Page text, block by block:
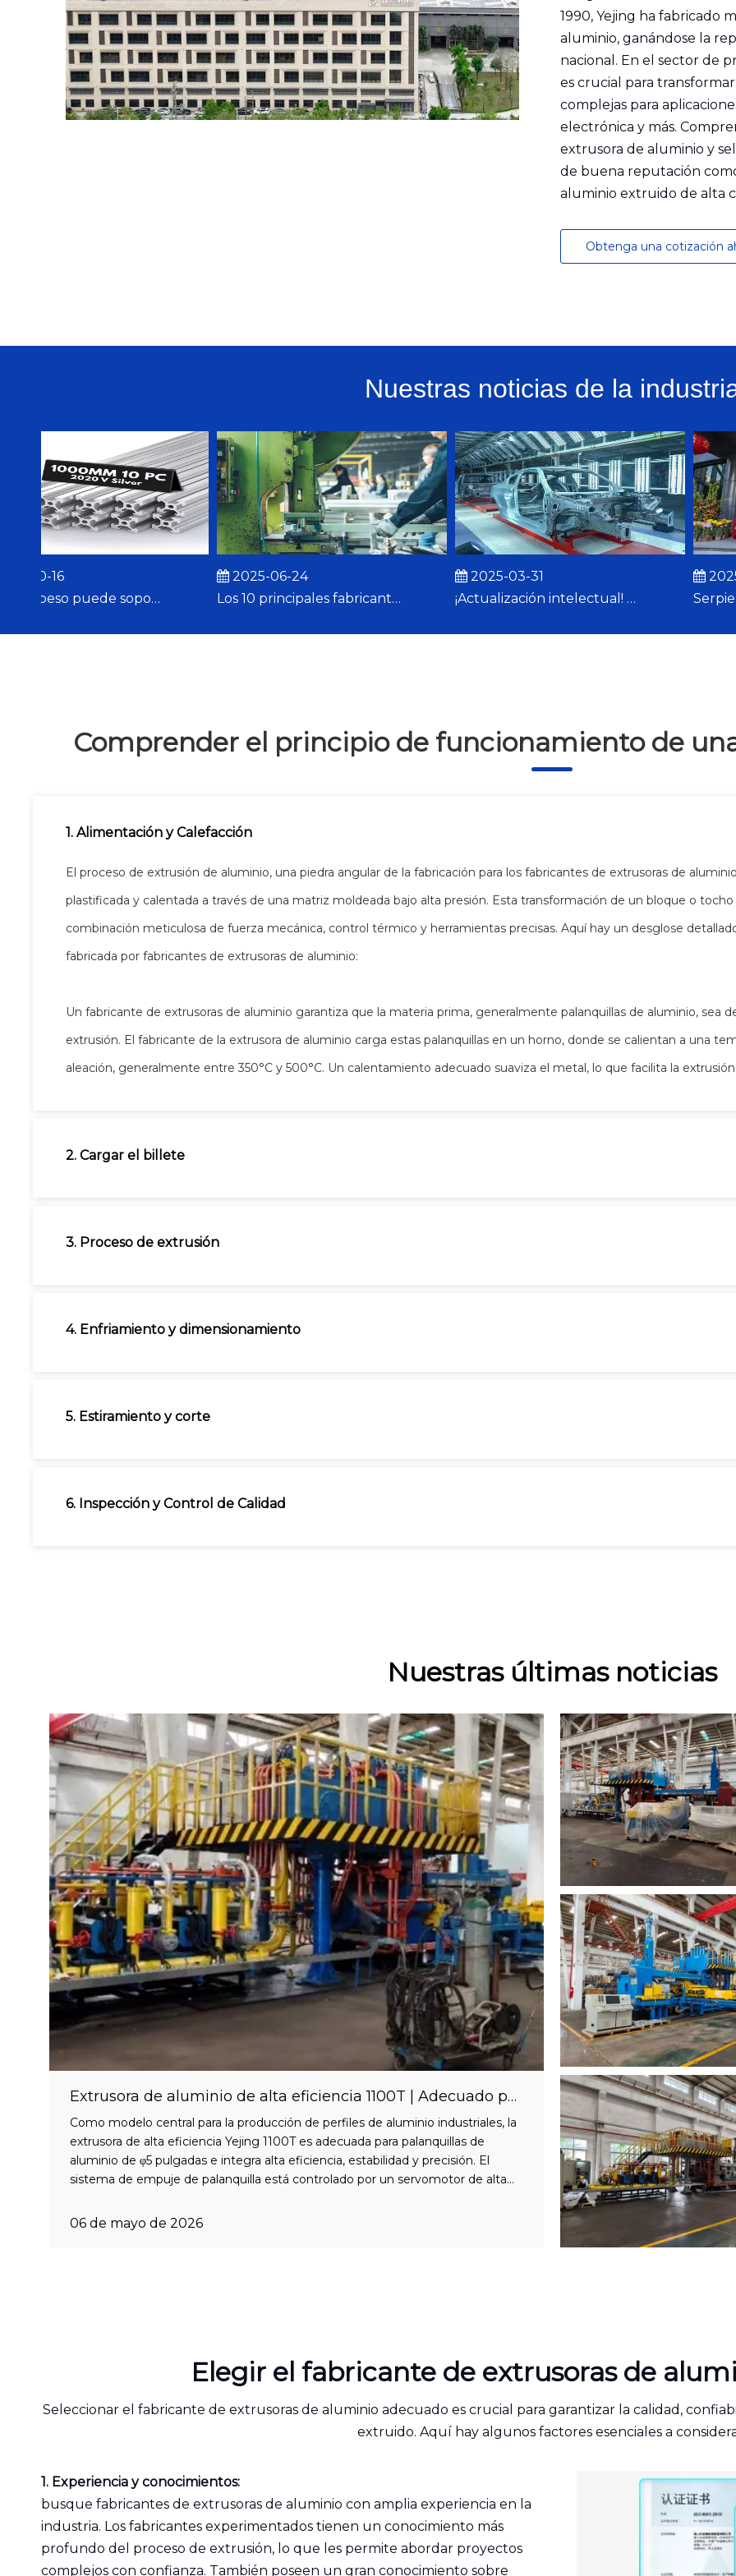
1990, Yejing ha fabricado
aluminio, ganándose la
nacional. En el sector de
es crucial para
complejas para
electrónica y más.
extrusora de aluminio y
de buena reputación
aluminio extruido de alta
Obtenga una cotización
Nuestras noticias de la
¿Cuánto peso puede soportar la extrusión de aluminio 2020?
2025-06-24
Los 10 principales fabricantes de líneas de producción de extrusión en China
2025-03-31
¡Actualización intelectual! YEJING Machinery ayuda a Rainbow Aluminium a alcanzar nuevas alturas en perfiles industriales
2025-
Comprender el principio de funcionamiento de
1. Alimentación y Calefacción
El proceso de extrusión de aluminio, una piedra angular de la fabricación para los fabricantes de extrusoras de
plastificada y calentada a través de una matriz moldeada bajo alta presión. Esta transformación de un bloque o
combinación meticulosa de fuerza mecánica, control térmico y herramientas precisas. Aquí hay un desglose
fabricada por fabricantes de extrusoras de aluminio:
Un fabricante de extrusoras de aluminio garantiza que la materia prima, generalmente palanquillas de aluminio, sea
extrusión. El fabricante de la extrusora de aluminio carga estas palanquillas en un horno, donde se calientan a una
aleación, generalmente entre 350°C y 500°C. Un calentamiento adecuado suaviza el metal, lo que facilita la
2. Cargar el billete
3. Proceso de extrusión
4. Enfriamiento y dimensionamiento
5. Estiramiento y corte
6. Inspección y Control de Calidad
Nuestras últimas noticias
Extrusora de aluminio de alta eficiencia 1100T | Adecuado para palanquilla de aluminio de φ5 pulgadas | Pilar industrial
Como modelo central para la producción de perfiles de aluminio industriales, la
extrusora de alta eficiencia Yejing 1100T es adecuada para palanquillas de
aluminio de φ5 pulgadas e integra alta eficiencia, estabilidad y precisión. El
sistema de empuje de palanquilla está controlado por un servomotor de alta
06 de mayo de 2026
Elegir el fabricante de extrusoras de
Seleccionar el fabricante de extrusoras de aluminio adecuado es crucial para garantizar la calidad,
extruido. Aquí hay algunos factores esenciales a
1. Experiencia y conocimientos:
busque fabricantes de extrusoras de aluminio con amplia experiencia en la
industria. Los fabricantes experimentados tienen un conocimiento más
profundo del proceso de extrusión, lo que les permite abordar proyectos
complejos con confianza. También poseen un gran conocimiento sobre